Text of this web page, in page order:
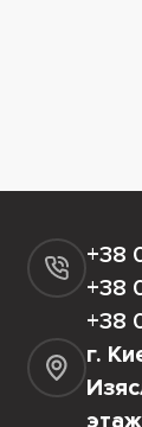
+38
+38
+38
г.